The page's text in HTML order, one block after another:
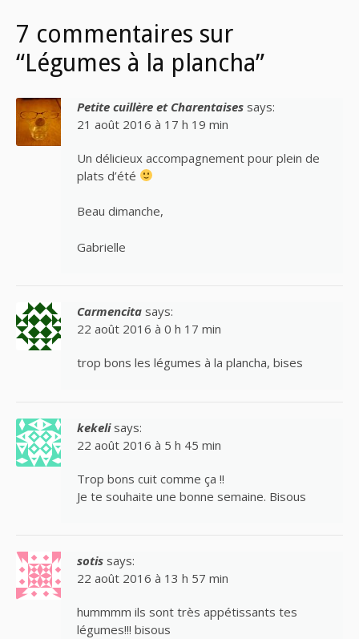
7 commentaires sur
“Légumes à la plancha”
Petite cuillère et Charentaises says:
21 août 2016 à 17 h 19 min
Un délicieux accompagnement pour plein de
plats d’été
Beau dimanche,
Gabrielle
Carmencita says:
22 août 2016 à 0 h 17 min
trop bons les légumes à la plancha, bises
kekeli says:
22 août 2016 à 5 h 45 min
Trop bons cuit comme ça !!
Je te souhaite une bonne semaine. Bisous
sotis says:
22 août 2016 à 13 h 57 min
hummmm ils sont très appétissants tes
légumes!!! bisous